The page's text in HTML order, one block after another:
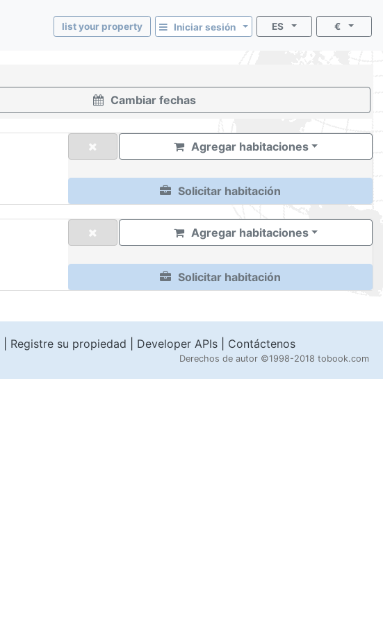
list your property Iniciar sesión ES €
Cambiar fechas
Agregar habitaciones
Solicitar habitación
Agregar habitaciones
Solicitar habitación
Registre su propiedad Developer APIs Contáctenos
Derechos de autor ©1998-2018 tobook.com